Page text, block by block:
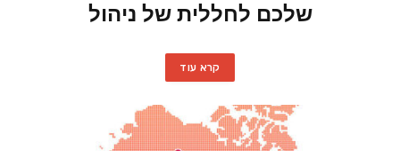
שלכם לחללית של ניהול
קרא עוד